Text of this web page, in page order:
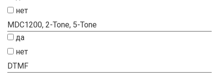
нет
MDC1200, 2-Tone, 5-Tone
да
нет
DTMF